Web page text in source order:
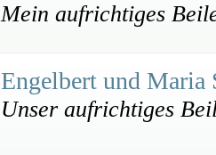
Mein aufrichtiges
Engelbert und
Unser aufrichtiges